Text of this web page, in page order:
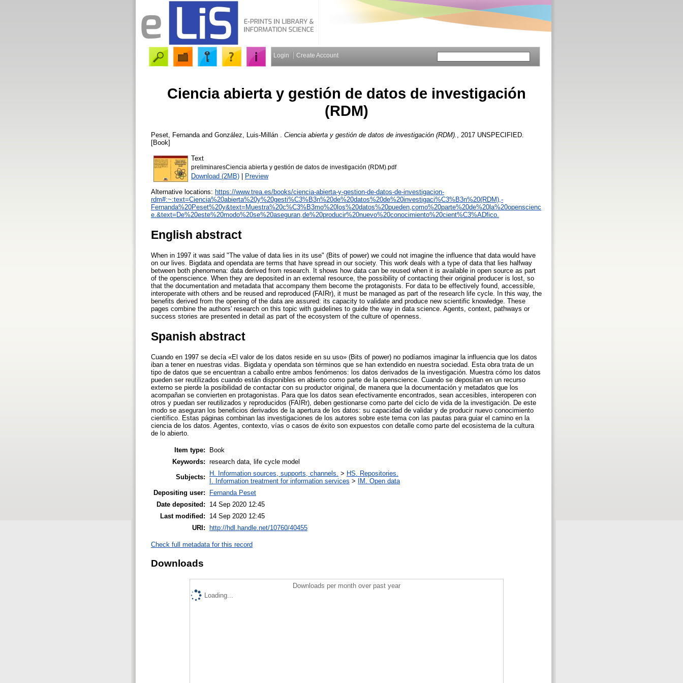
Login Create Account
Ciencia abierta y gestión de datos de investigación
(RDM)
Peset, Fernanda and González, Luis-Millán Ciencia abierta y gestión de datos de investigación (RDM).
, 2017 UNSPECIFIED.
[Book]
Text
preliminaresCiencia abierta y gestión de datos de investigación (RDM).pdf
Download (2MB) | Preview
Alternative locations: https://www.trea.es/books/ciencia-abierta-y-gestion-de-datos-de-investigacion-
rdm#:~:text=Ciencia%20abierta%20y%20gesti%C3%B3n%20de%20datos%20de%20investigaci%C3%B3n%20(RDM),-
Fernanda%20Peset%20y&text=Muestra%20c%C3%B3mo%20los%20datos%20pueden,como%20parte%20de%20la%20openscienc
e.&text=De%20este%20modo%20se%20aseguran,de%20producir%20nuevo%20conocimiento%20cient%C3%ADfico.
English abstract
When in 1997 it was said "The value of data lies in its use" (Bits of power) we could not imagine the influence that data would have
on our lives. Bigdata and opendata are terms that have spread in our society. This work deals with a type of data that lies halfway
between both phenomena: data derived from research. It shows how data can be reused when it is available in open source as part
of the openscience. When they are deposited in an external resource, the possibility of contacting their original producer is lost, so
that the documentation and metadata that accompany them become the protagonists. For data to be effectively found, accessible,
interoperate with others and be reused and reproduced (FAIRr), it must be managed as part of the research life cycle. In this way, the
benefits derived from the opening of the data are assured: its capacity to validate and produce new scientific knowledge. These
pages combine the authors' research on this topic with guidelines to guide the way in data science. Agents, context, pathways or
success stories are presented in detail as part of the ecosystem of the culture of openness.
Spanish abstract
Cuando en 1997 se decía «El valor de los datos reside en su uso» (Bits of power) no podíamos imaginar la influencia que los datos
iban a tener en nuestras vidas. Bigdata y opendata son términos que se han extendido en nuestra sociedad. Esta obra trata de un
tipo de datos que se encuentran a caballo entre ambos fenómenos: los datos derivados de la investigación. Muestra cómo los datos
pueden ser reutilizados cuando están disponibles en abierto como parte de la openscience. Cuando se depositan en un recurso
externo se pierde la posibilidad de contactar con su productor original, de manera que la documentación y metadatos que los
acompañan se convierten en protagonistas. Para que los datos sean efectivamente encontrados, sean accesibles, interoperen con
otros y puedan ser reutilizados y reproducidos (FAIRr), deben gestionarse como parte del ciclo de vida de la investigación. De este
modo se aseguran los beneficios derivados de la apertura de los datos: su capacidad de validar y de producir nuevo conocimiento
científico. Estas páginas combinan las investigaciones de los autores sobre este tema con las pautas para guiar el camino en la
ciencia de los datos. Agentes, contexto, vías o casos de éxito son expuestos con detalle como parte del ecosistema de la cultura
de lo abierto.
Item type:
Book
Keywords: research data, life cycle model
Subjects:
H. Information sources, supports, channels. > HS. Repositories.
I. Information treatment for information services >
IM. Open data
Depositing user:
Fernanda Peset
Date deposited:
14 Sep 2020 12:45
Last modified:
14 Sep 2020 12:45
URI:
http://hdl.handle.net/10760/40455
Check full metadata for this record
Downloads
Downloads per month over past year
Loading...